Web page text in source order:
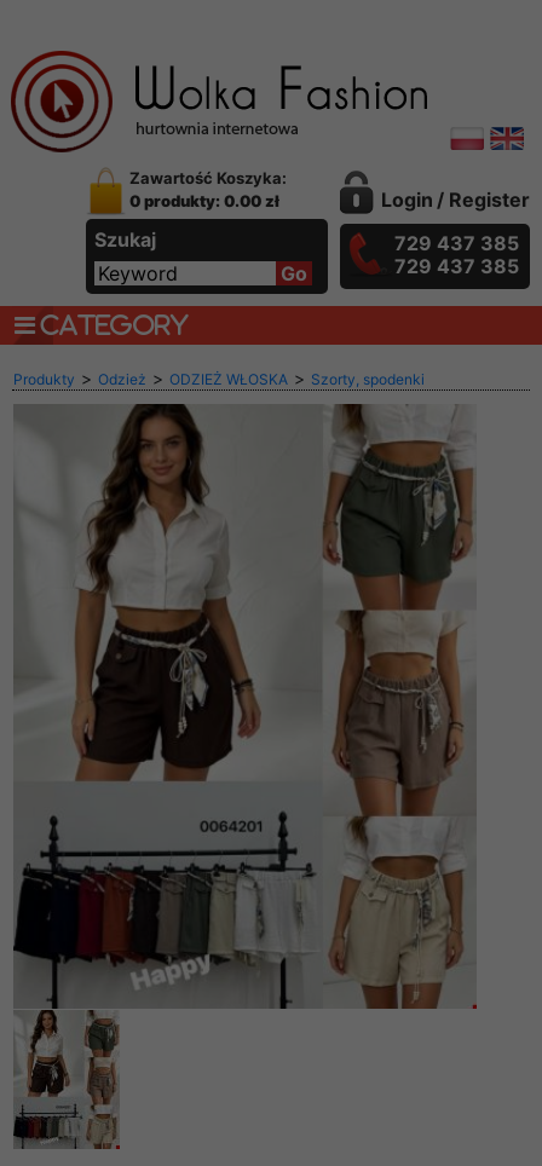
Zawartość Koszyka:
0 produkty: 0.00 zł
Szukaj
Login / Register
729 437 385
729 437 385
CATEGORY
Produkty > Odzież > ODZIEŻ WŁOSKA > Szorty, spodenki